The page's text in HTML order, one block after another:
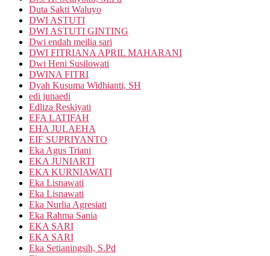
Duta Sakti Waluyo
DWI ASTUTI
DWI ASTUTI GINTING
Dwi endah meilia sari
DWI FITRIANA APRIL MAHARANI
Dwi Heni Susilowati
DWINA FITRI
Dyah Kusuma Widhianti, SH
edi junaedi
Edliza Reskiyati
EFA LATIFAH
EHA JULAEHA
EIF SUPRIYANTO
Eka Agus Triani
EKA JUNIARTI
EKA KURNIAWATI
Eka Lisnawati
Eka Lisnawati
Eka Nurlia Agresiati
Eka Rahma Sania
EKA SARI
EKA SARI
Eka Setianingsih, S.Pd